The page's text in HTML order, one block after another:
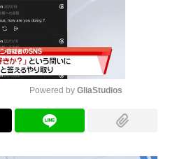
Powered by GliaStudios